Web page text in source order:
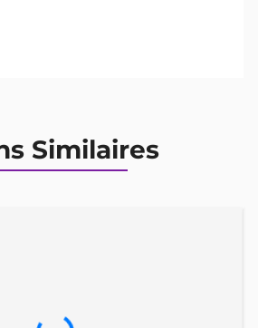
40 millions FCFA NB
possibilité de payé en 02
sur achat 5%
Similaires